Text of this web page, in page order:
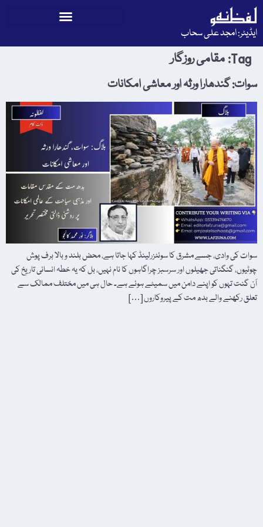
ایڈیٹر: امجد علی سحاب
Tag: مقامی روزگار
سوات: گندھارا ورثہ اور معاشی امکانات
​سوات کی وادی، جسے مشرق کا سوئٹزرلینڈ کہا جاتا ہے، محض بلند و بالا برف پوش
چوٹیوں، گنگناتی جھیلوں اور سرسبز چراگاہوں کا نام نہیں، بل کہ یہ خطہ انسانی تاریخ کی
اَن گنت تہوں کو اپنے دامن میں سمیٹے ہوئے ہے۔ حال ہی میں مختلف ممالک سے
تعلق رکھنے والے بدھ مت کے پیروکاروں […]